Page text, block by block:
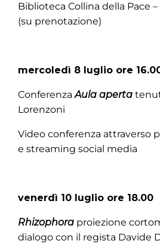
Biblioteca Collina della Pace
(su prenotazione)
mercoledì 8 luglio ore
ConferenzaAula aperta
Lorenzoni
Video conferenza attraverso
e streaming social media
venerdì 10 luglio ore 18.00
Rhizophora proiezione
dialogo con il regista Davide